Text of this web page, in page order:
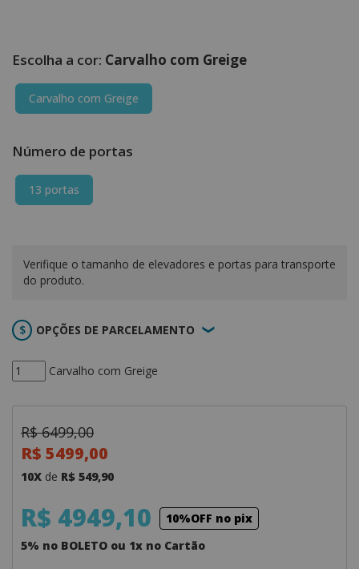
Carvalho com Greige
Carvalho com Greige
Número de portas
13 portas
Carvalho com Greige
Verifique o tamanho de elevadores e portas para transporte
do produto.
OPÇÕES DE PARCELAMENTO
R$ 6499,00
R$ 5499,00
10X de R$ 549,90
R$ 4949,10
10%OFF no pix
5% no BOLETO ou 1x no Cartão